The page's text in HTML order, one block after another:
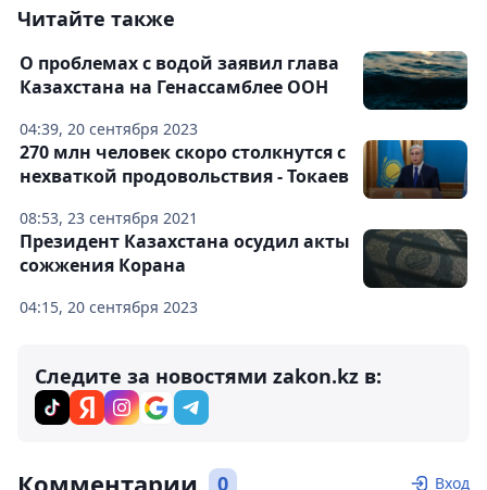
Читайте также
04:39, 20 сентября 2023
О проблемах с водой заявил глава
Казахстана на Генассамблее ООН
08:53, 23 сентября 2021
270 млн человек скоро столкнутся с
нехваткой продовольствия - Токаев
04:15, 20 сентября 2023
Президент Казахстана осудил акты
сожжения Корана
Следите за новостями zakon.kz в:
Комментарии 0 Вход